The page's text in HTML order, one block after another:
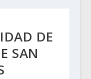
DE
SAN